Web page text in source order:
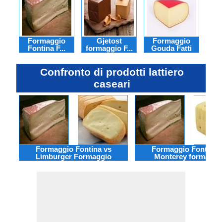
Formaggio
Fontina F...
Gjetost
formaggio F...
Formaggio
Gouda Fatti
Confronto di prodotti lattiero
caseari
Formaggio Fontina vs
Limburger Formaggio
Formaggio Fontina
Monterey